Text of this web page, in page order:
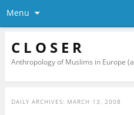
Menu
C L O S E R
Anthropology of Muslims in Europe
DAILY ARCHIVES: MARCH 13, 2008